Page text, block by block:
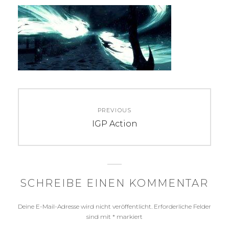
PREVIOUS
Previous
IGP Action
SCHREIBE EINEN KOMMENTAR
Deine E-Mail-Adresse wird nicht veröffentlicht. Erforderliche Felder
sind mit * markiert